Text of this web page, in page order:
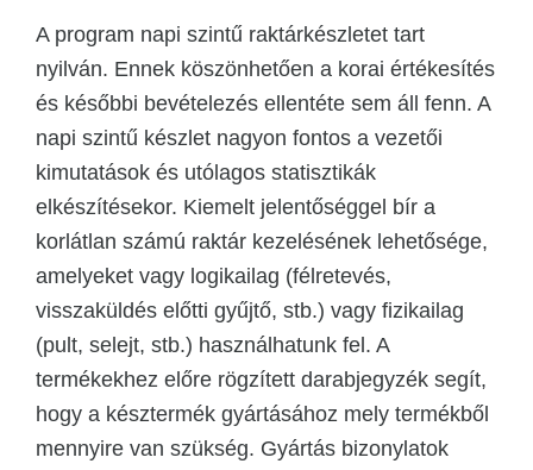
A program napi szintű raktárkészletet tart
nyilván. Ennek köszönhetően a korai értékesítés
és későbbi bevételezés ellentéte sem áll fenn. A
napi szintű készlet nagyon fontos a vezetői
kimutatások és utólagos statisztikák
elkészítésekor. Kiemelt jelentőséggel bír a
korlátlan számú raktár kezelésének lehetősége,
amelyeket vagy logikailag (félretevés,
visszaküldés előtti gyűjtő, stb.) vagy fizikailag
(pult, selejt, stb.) használhatunk fel. A
termékekhez előre rögzített darabjegyzék segít,
hogy a késztermék gyártásához mely termékből
mennyire van szükség. Gyártás bizonylatok